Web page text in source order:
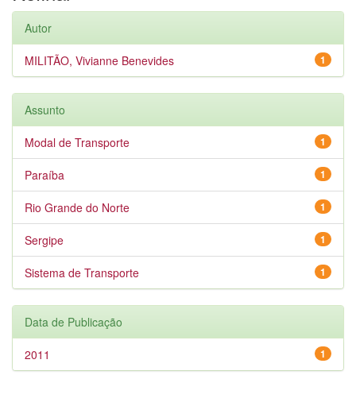
Autor
1
MILITÃO, Vivianne Benevides
Assunto
1
Modal de Transporte
1
Paraíba
1
Rio Grande do Norte
1
Sergipe
1
Sistema de Transporte
Data de Publicação
1
2011